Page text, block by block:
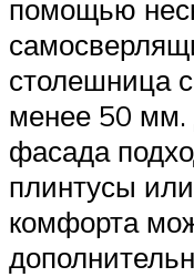
помощью
столешница
менее 50
фасада
плинтусы
комфорта